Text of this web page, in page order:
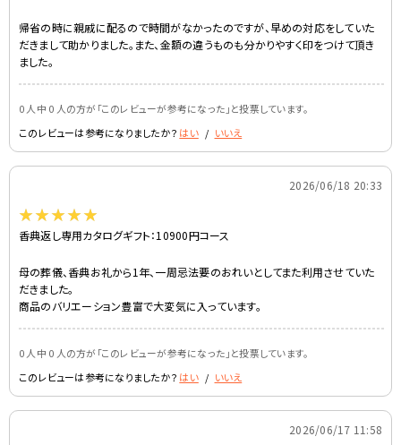
帰省の時に親戚に配るので時間がなかったのですが、早めの対応をしていた
だきまして助かりました。また、金額の違うものも分かりやすく印をつけて頂き
ました。
0 人中 0 人の方が｢このレビューが参考になった｣と投票しています。
このレビューは参考になりましたか？ はい/ いいえ
2026/06/18 20:33
香典返し専用カタログギフト：10900円コース
母の葬儀、香典お礼から1年、一周忌法要のおれいとしてまた利用させていた
だきました。
商品のバリエーション豊富で大変気に入っています。
0 人中 0 人の方が｢このレビューが参考になった｣と投票しています。
このレビューは参考になりましたか？ はい/ いいえ
2026/06/17 11:58